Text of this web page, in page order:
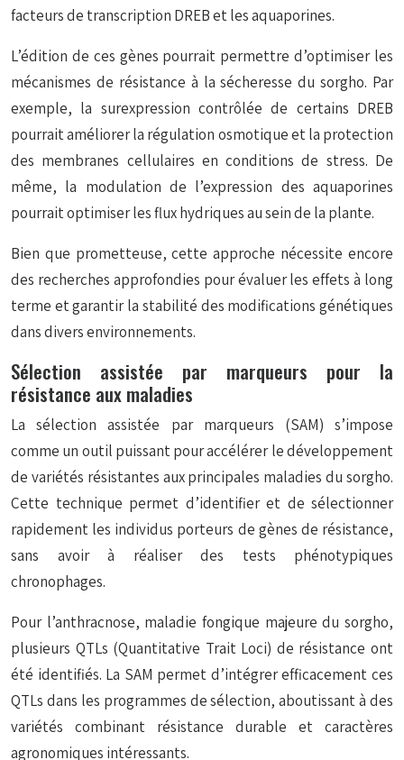
facteurs de transcription DREB et les aquaporines.
L’édition de ces gènes pourrait permettre d’optimiser les
mécanismes de résistance à la sécheresse du sorgho. Par
exemple, la surexpression contrôlée de certains DREB
pourrait améliorer la régulation osmotique et la protection
des membranes cellulaires en conditions de stress. De
même, la modulation de l’expression des aquaporines
pourrait optimiser les flux hydriques au sein de la plante.
Bien que prometteuse, cette approche nécessite encore
des recherches approfondies pour évaluer les effets à long
terme et garantir la stabilité des modifications génétiques
dans divers environnements.
Sélection assistée par marqueurs pour la
résistance aux maladies
La sélection assistée par marqueurs (SAM) s’impose
comme un outil puissant pour accélérer le développement
de variétés résistantes aux principales maladies du sorgho.
Cette technique permet d’identifier et de sélectionner
rapidement les individus porteurs de gènes de résistance,
sans avoir à réaliser des tests phénotypiques
chronophages.
Pour l’anthracnose, maladie fongique majeure du sorgho,
plusieurs QTLs (Quantitative Trait Loci) de résistance ont
été identifiés. La SAM permet d’intégrer efficacement ces
QTLs dans les programmes de sélection, aboutissant à des
variétés combinant résistance durable et caractères
agronomiques intéressants.